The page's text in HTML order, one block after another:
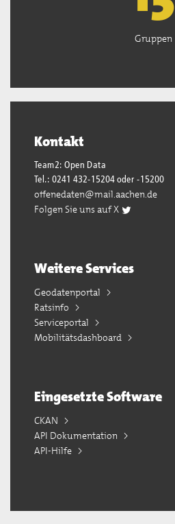
Gruppen
Kontakt
Team2: Open Data
Tel.: 0241 432-15204 oder -15200
offenedaten@mail.aachen.de
Folgen Sie uns auf X
Weitere Services
Geodatenportal
Ratsinfo
Serviceportal
Mobilitätsdashboard
Eingesetzte Software
CKAN
API Dokumentation
API-Hilfe